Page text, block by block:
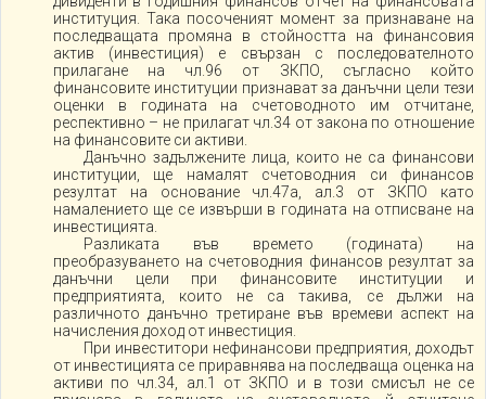
институция. Така посоченият момент за признаване на
последващата промяна в стойността на финансовия
актив (инвестиция) е свързан с последователното
прилагане на чл.96 от ЗКПО, съгласно който
финансовите институции признават за данъчни цели тези
оценки в годината на счетоводното им отчитане,
респективно – не прилагат чл.34 от закона по отношение
на финансовите си активи.
Данъчно задължените лица, които не са финансови
институции, ще намалят счетоводния си финансов
резултат на основание чл.47а, ал.3 от ЗКПО като
намалението ще се извърши в годината на отписване на
инвестицията.
Разликата във времето (годината) на
преобразуването на счетоводния финансов резултат за
данъчни цели при финансовите институции и
предприятията, които не са такива, се дължи на
различното данъчно третиране във времеви аспект на
начисления доход от инвестиция.
При инвеститори нефинансови предприятия, доходът
от инвестицията се приравнява на последваща оценка на
активи по чл.34, ал.1 от ЗКПО и в този смисъл не се